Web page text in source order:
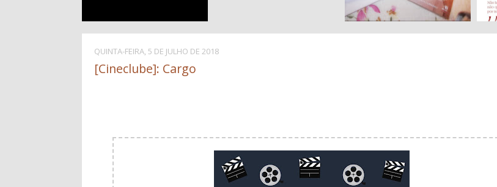
QUINTA-FEIRA, 5 DE JULHO DE 2018
[Cineclube]: Cargo